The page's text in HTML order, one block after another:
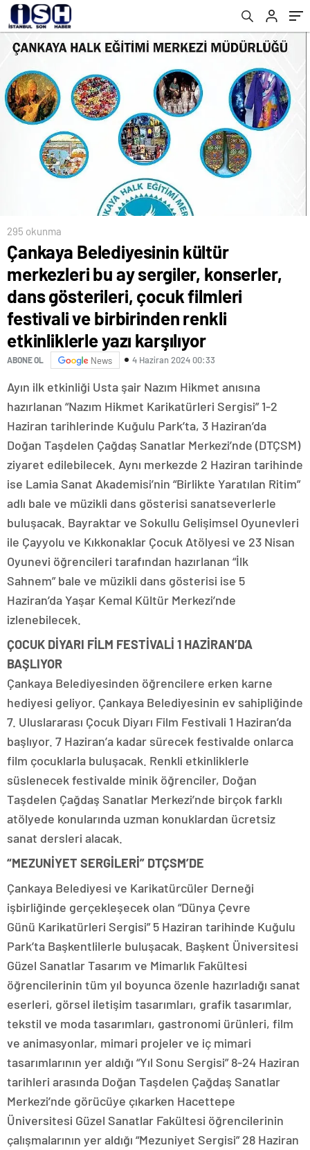
çocuk filmleri festivali ve birbirinden renkli
etkinliklerle yazı karşılıyor
295 okunma
Çankaya Belediyesinin kültür
merkezleri bu ay sergiler, konserler,
dans gösterileri, çocuk filmleri
festivali ve birbirinden renkli
etkinliklerle yazı karşılıyor
ABONE OL News 4 Haziran 2024 00:33
Ayın ilk etkinliği Usta şair Nazım Hikmet anısına
hazırlanan “Nazım Hikmet Karikatürleri Sergisi” 1-2
Haziran tarihlerinde Kuğulu Park’ta, 3 Haziran’da
Doğan Taşdelen Çağdaş Sanatlar Merkezi’nde (DTÇSM)
ziyaret edilebilecek. Aynı merkezde 2 Haziran tarihinde
ise Lamia Sanat Akademisi’nin “Birlikte Yaratılan Ritim”
adlı bale ve müzikli dans gösterisi sanatseverlerle
buluşacak. Bayraktar ve Sokullu Gelişimsel Oyunevleri
ile Çayyolu ve Kıkkonaklar Çocuk Atölyesi ve 23 Nisan
Oyunevi öğrencileri tarafından hazırlanan “İlk
Sahnem” bale ve müzikli dans gösterisi ise 5
Haziran’da Yaşar Kemal Kültür Merkezi’nde
izlenebilecek.
ÇOCUK DİYARI FİLM FESTİVALİ 1 HAZİRAN’DA
BAŞLIYOR
Çankaya Belediyesinden öğrencilere erken karne
hediyesi geliyor. Çankaya Belediyesinin ev sahipliğinde
7. Uluslararası Çocuk Diyarı Film Festivali 1 Haziran’da
başlıyor. 7 Haziran’a kadar sürecek festivalde onlarca
film çocuklarla buluşacak. Renkli etkinliklerle
süslenecek festivalde minik öğrenciler, Doğan
Taşdelen Çağdaş Sanatlar Merkezi’nde birçok farklı
atölyede konularında uzman konuklardan ücretsiz
sanat dersleri alacak.
“MEZUNİYET SERGİLERİ” DTÇSM’DE
Çankaya Belediyesi ve Karikatürcüler Derneği
işbirliğinde gerçekleşecek olan “Dünya Çevre
Günü Karikatürleri Sergisi” 5 Haziran tarihinde Kuğulu
Park’ta Başkentlilerle buluşacak. Başkent Üniversitesi
Güzel Sanatlar Tasarım ve Mimarlık Fakültesi
öğrencilerinin tüm yıl boyunca özenle hazırladığı sanat
eserleri, görsel iletişim tasarımları, grafik tasarımlar,
tekstil ve moda tasarımları, gastronomi ürünleri, film
ve animasyonlar, mimari projeler ve iç mimari
tasarımlarının yer aldığı “Yıl Sonu Sergisi” 8-24 Haziran
tarihleri arasında Doğan Taşdelen Çağdaş Sanatlar
Merkezi’nde görücüye çıkarken Hacettepe
Üniversitesi Güzel Sanatlar Fakültesi öğrencilerinin
çalışmalarının yer aldığı “Mezuniyet Sergisi” 28 Haziran